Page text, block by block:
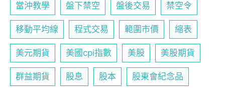
當沖教學 盤下禁空 盤後交易 禁空令
移動平均線 程式交易 範圍市價 縮表
美元期貨 美國cpi指數 美股 美股期貨
群益期貨 股息 股本 股東會紀念品